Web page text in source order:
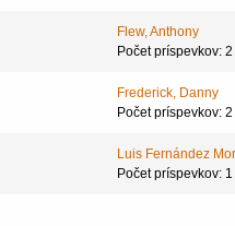
Flew, Anthony
Počet príspevkov: 2
Frederick, Danny
Počet príspevkov: 2
Luis Fernández
Počet príspevkov: 1